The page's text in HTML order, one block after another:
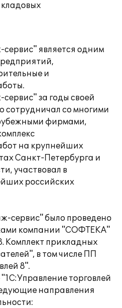
является одним
и
за годы своей
сотрудничал со многими
фирмами,
на крупнейших
Санкт-Петербурга и
участвовал в
российских
сервис" было проведено
компании "СОФТЕКА"
Комплект прикладных
в том числе ПП
8".
торговлей
направления